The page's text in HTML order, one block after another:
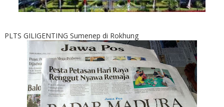
PLTS GILIGENTING Sumenep di Rokhung